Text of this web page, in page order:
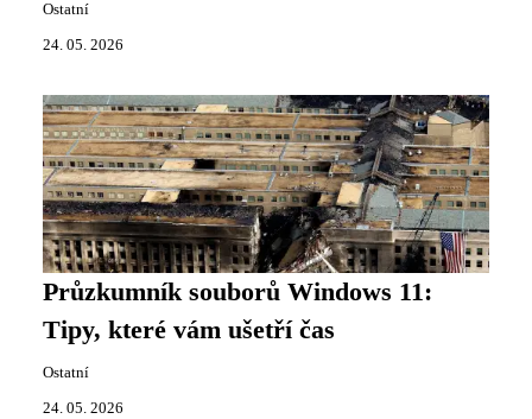
Ostatní
24. 05. 2026
Průzkumník souborů Windows 11:
Tipy, které vám ušetří čas
Ostatní
24. 05. 2026